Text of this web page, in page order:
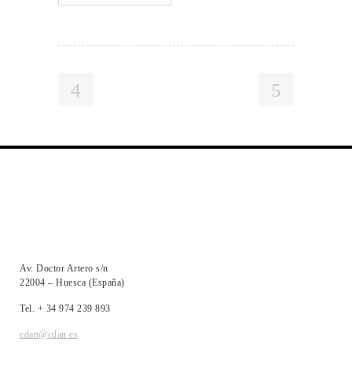
Av. Doctor Artero s/n
22004 – Huesca (España)
Tel. + 34 974 239 893
cdan@cdan.es